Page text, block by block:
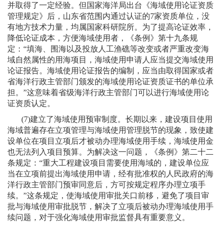
并取得了一定经验。但国家海洋局出台《海域使用论证资质
管理规定》后，山东省范围内通过认证的7家资质单位，没
有地方技术力量，均属国家科研院所。为了提高论证效率，
降低论证成本，方便海域使用者，《条例》第十九条规
定：“填海、围海以及投放人工渔礁等改变或者严重改变海
域自然属性的用海项目，海域使用申请人应当提交海域使用
论证报告。海域使用论证报告的编制，应当由取得国家或者
省海洋行政主管部门颁发的海域使用论证资质证书的单位承
担。”这意味着省级海洋行政主管部门可以进行海域使用论
证资质认定。
(7)建立了海域使用预审制度。长期以来，建设项目使用
海域普遍存在立项管理与海域使用管理脱节的现象，致使建
设单位在项目立项后才被动办理海域使用手续，海域使用金
也无法列入项目预算。为解决这一问题，《条例》第二十二
条规定：“重大工程建设项目需要使用海域的，建设单位应
当在立项前提出海域使用申请，经有批准权的人民政府的海
洋行政主管部门预审同意后，方可按规定程序办理立项手
续。”这条规定，使海域使用审批关口前移，避免了项目审
批与海域使用审批脱节，解决了立项后被动办理海域使用手
续问题，对于强化海域使用审批监督具有重要意义。